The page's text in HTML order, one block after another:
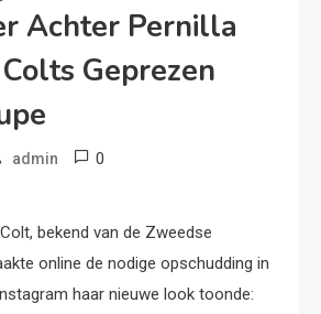
Achter Pernilla
Geprezen
admin 0
bekend van de Zweedse
online de nodige opschudding in
haar nieuwe look toonde: